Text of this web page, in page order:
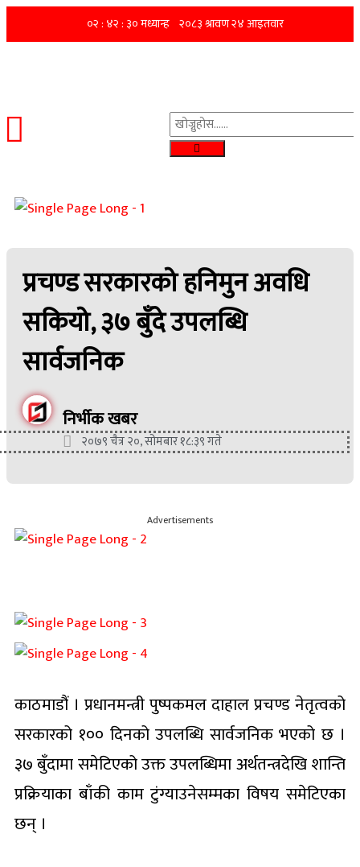
प्रचण्ड सरकारको हनिमुन अवधि
सकियो, ३७ बुँदे उपलब्धि
सार्वजनिक
निर्भीक खबर
२०७९ चैत्र २०, सोमबार १८:३९ गते
Advertisements
काठमाडौं । प्रधानमन्त्री पुष्पकमल दाहाल प्रचण्ड नेतृत्वको
सरकारको १०० दिनको उपलब्धि सार्वजनिक भएको छ ।
३७ बुँदामा समेटिएको उक्त उपलब्धिमा अर्थतन्त्रदेखि शान्ति
प्रक्रियाका बाँकी काम टुंग्याउनेसम्मका विषय समेटिएका
छन् ।